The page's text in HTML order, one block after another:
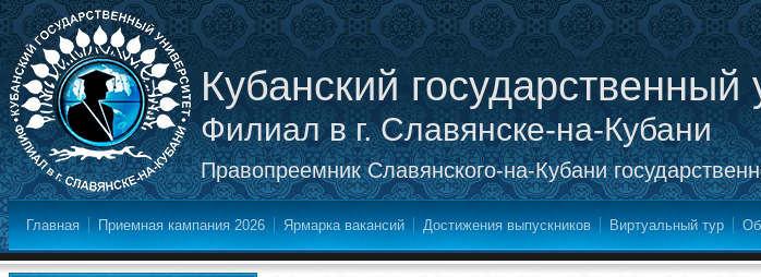
Кубанский государственный
Филиал в г. Славянске-на-Кубани
Правопреемник Славянского-на-Кубани
Главная Приемная кампания 2026 Ярмарка вакансий Достижения выпускников Виртуальный тур